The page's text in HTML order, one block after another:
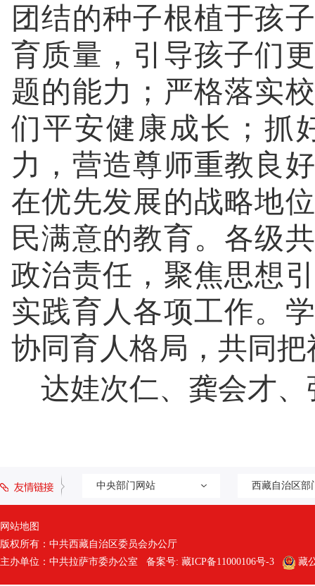
团结的种子根植于孩
育质量，引导孩子们
题的能力；严格落实
们平安健康成长；抓
力，营造尊师重教良
在优先发展的战略地
民满意的教育。各级
政治责任，聚焦思想
实践育人各项工作。
协同育人格局，共同
达娃次仁、龚会才
中央部门网站 西藏自治区部
网站地图
版权所有：中共西藏自治区委员会办公厅
主办单位：中共拉萨市委办公室 备案号: 藏ICP备11000106号-3 藏